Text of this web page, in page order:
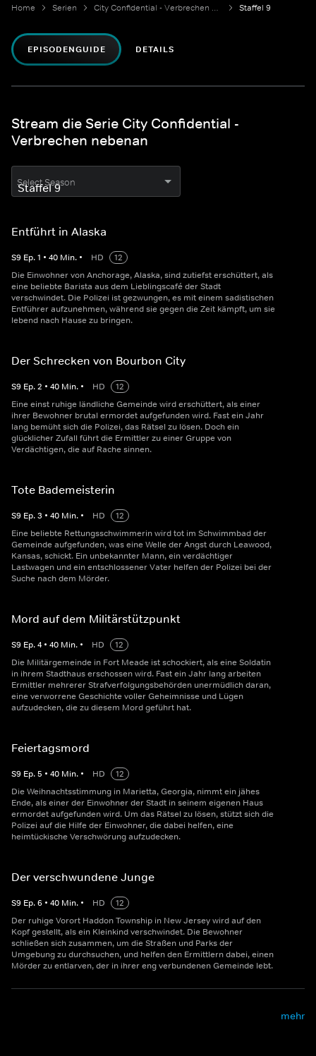
Home Serien City Confidential - Verbrechen nebenan Staffel 9
EPISODENGUIDE DETAILS
Stream die Serie City Confidential -
Verbrechen nebenan
Select Season
Entführt in Alaska
S9 Ep.1 • 40 Min. • HD
12
Die Einwohner von Anchorage, Alaska, sind zutiefst erschüttert, als
eine beliebte Barista aus dem Lieblingscafé der Stadt
verschwindet. Die Polizei ist gezwungen, es mit einem sadistischen
Entführer aufzunehmen, während sie gegen die Zeit kämpft, um sie
lebend nach Hause zu bringen.
Der Schrecken von Bourbon City
S9 Ep.2 • 40 Min. • HD
12
Eine einst ruhige ländliche Gemeinde wird erschüttert, als einer
ihrer Bewohner brutal ermordet aufgefunden wird. Fast ein Jahr
lang bemüht sich die Polizei, das Rätsel zu lösen. Doch ein
glücklicher Zufall führt die Ermittler zu einer Gruppe von
Verdächtigen, die auf Rache sinnen.
Tote Bademeisterin
S9 Ep.3 • 40 Min. • HD
12
Eine beliebte Rettungsschwimmerin wird tot im Schwimmbad der
Gemeinde aufgefunden, was eine Welle der Angst durch Leawood,
Kansas, schickt. Ein unbekannter Mann, ein verdächtiger
Lastwagen und ein entschlossener Vater helfen der Polizei bei der
Suche nach dem Mörder.
Mord auf dem Militärstützpunkt
S9 Ep.4 • 40 Min. • HD
12
Die Militärgemeinde in Fort Meade ist schockiert, als eine Soldatin
in ihrem Stadthaus erschossen wird. Fast ein Jahr lang arbeiten
Ermittler mehrerer Strafverfolgungsbehörden unermüdlich daran,
eine verworrene Geschichte voller Geheimnisse und Lügen
aufzudecken, die zu diesem Mord geführt hat.
Feiertagsmord
S9 Ep.5 • 40 Min. • HD
12
Die Weihnachtsstimmung in Marietta, Georgia, nimmt ein jähes
Ende, als einer der Einwohner der Stadt in seinem eigenen Haus
ermordet aufgefunden wird. Um das Rätsel zu lösen, stützt sich die
Polizei auf die Hilfe der Einwohner, die dabei helfen, eine
heimtückische Verschwörung aufzudecken.
Der verschwundene Junge
S9 Ep.6 • 40 Min. • HD
12
Der ruhige Vorort Haddon Township in New Jersey wird auf den
Kopf gestellt, als ein Kleinkind verschwindet. Die Bewohner
schließen sich zusammen, um die Straßen und Parks der
Umgebung zu durchsuchen, und helfen den Ermittlern dabei, einen
Mörder zu entlarven, der in ihrer eng verbundenen Gemeinde lebt.
mehr